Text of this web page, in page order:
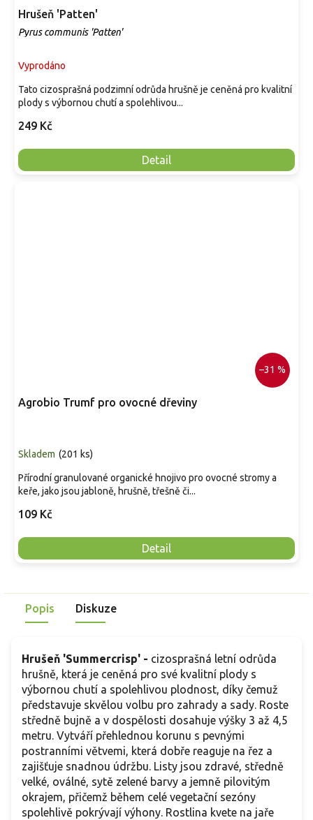
Hrušeň 'Patten'
Pyrus communis 'Patten'
Vyprodáno
249 Kč
Detail
Tato cizosprašná podzimní odrůda hrušně je ceněná pro kvalitní
plody s výbornou chutí a spolehlivou...
–31 %
Agrobio Trumf pro ovocné dřeviny
Skladem (201 ks)
109 Kč
Detail
Přírodní granulované organické hnojivo pro ovocné stromy a
keře, jako jsou jabloně, hrušně, třešně či...
Popis Diskuze
Hrušeň 'Summercrisp' - cizosprašná letní odrůda
hrušně, která je ceněná pro své kvalitní plody s
výbornou chutí a spolehlivou plodnost, díky čemuž
představuje skvělou volbu pro zahrady a sady. Roste
středně bujně a v dospělosti dosahuje výšky 3 až 4,5
metru. Vytváří přehlednou korunu s pevnými
postranními větvemi, která dobře reaguje na řez a
zajišťuje snadnou údržbu. Listy jsou zdravé, středně
velké, oválné, sytě zelené barvy a jemně pilovitým
okrajem, přičemž během celé vegetační sezóny
spolehlivě pokrývají výhony. Rostlina kvete na jaře